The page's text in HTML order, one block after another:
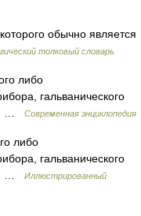
обычно является
толковый словарь
либо
гальванического
…
Современная энциклопедия
либо
гальванического
…
Иллюстрированный